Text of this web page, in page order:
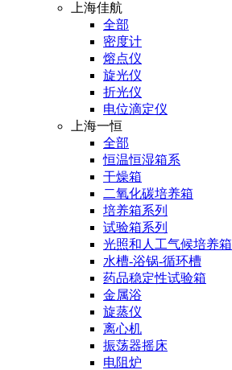
上海佳航
全部
密度计
熔点仪
旋光仪
折光仪
电位滴定仪
上海一恒
全部
恒温恒湿箱系
干燥箱
二氧化碳培养箱
培养箱系列
试验箱系列
光照和人工气候培养箱
水槽-浴锅-循环槽
药品稳定性试验箱
金属浴
旋蒸仪
离心机
振荡器摇床
电阻炉